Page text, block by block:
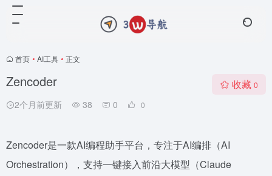
首页 • AI工具 • 正文
Zencoder
2个月前更新 38 0 0
收藏 0
Zencoder是一款AI编程助手平台，专注于AI编排（AI
Orchestration），支持一键接入前沿大模型（Claude